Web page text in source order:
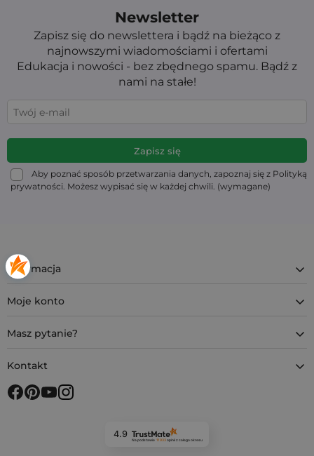
Newsletter
Zapisz się do newslettera i bądź na bieżąco z
najnowszymi wiadomościami i ofertami
Edukacja i nowości - bez zbędnego spamu. Bądź z
nami na stałe!
Aby poznać sposób przetwarzania danych, zapoznaj się z Polityką
prywatności. Możesz wypisać się w każdej chwili. (wymagane)
Informacja
Moje konto
Masz pytanie?
Kontakt
4.9
Na podstawie 11 933opiniiz całego okresu